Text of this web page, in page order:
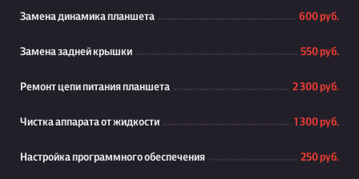
Замена динамика планшета 600 руб.
Замена задней крышки 550 руб.
Ремонт цепи питания планшета 2 300 руб.
Чистка аппарата от жидкости 1 300 руб.
Настройка программного обеспечения 250 руб.